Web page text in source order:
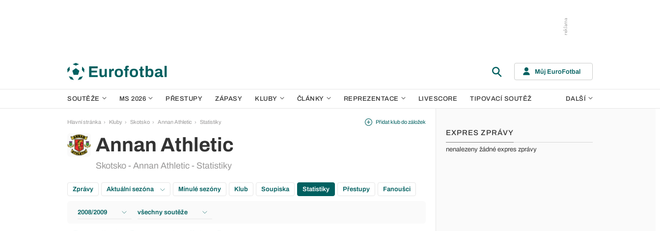
Můj EuroFotbal
SOUTĚŽE MS 2026 PŘESTUPY ZÁPASY KLUBY ČLÁNKY REPREZENTACE LIVESCORE TIPOVACÍ SOUTĚŽ DALŠÍ
Hlavní stránka Kluby Skotsko Annan Athletic Statistiky
Annan Athletic
Skotsko - Annan Athletic - Statistiky
Přidat klub do záložek
Zprávy Aktuální sezóna Minulé sezóny Klub Soupiska Statistiky Přestupy Fanoušci
2008/2009 všechny soutěže
EXPRES ZPRÁVY
nenalezeny žádné expres zprávy